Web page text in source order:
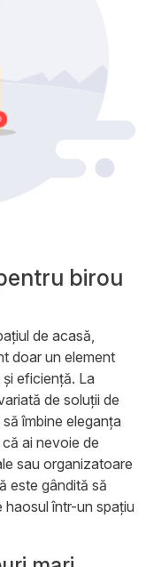
birou
de acasă,
doar un element
eficiență. La
de soluții de
îmbine eleganța
ai nevoie de
sau organizatoare
este gândită să
într-un spațiu